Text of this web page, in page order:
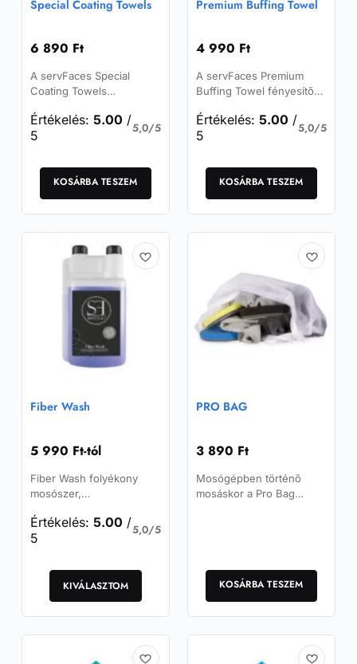
Special Coating Towels
6 890 Ft
A servFaces Special
Coating Towels
rövid mikroszálas
törlőkendők, bevonatok
feladatokra.
Értékelés: 5.00 /
5
5,0/5
KOSÁRBA TESZEM
Premium Buffing Towel
4 990 Ft
A servFaces Premium
Buffing Towel fényesítő
vastag mikroszálas kendő
sokoldalú, kiváló
Értékelés: 5.00 /
5
5,0/5
KOSÁRBA TESZEM
Fiber Wash
5 990 Ft-tól
Fiber Wash folyékony
mosószer,
és ideális megoldás
értékes mikroszálas
ápolására.
Értékelés: 5.00 /
5
5,0/5
KIVÁLASZTOM
Ennek
terméknek
több
variációja
PRO BAG
3 890 Ft
Mosógépben történő
mosáskor a Pro Bag
KOSÁRBA TESZEM